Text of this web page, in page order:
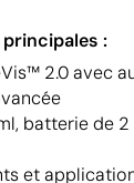
:
2.0 avec
batterie de 2
et